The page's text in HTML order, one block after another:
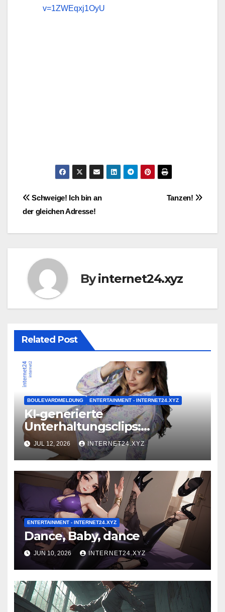
v=1ZWEqxj1OyU
Post
navigation
Tanzen!
Schweige! Ich bin an
der gleichen Adresse!
Byinternet24.xyz
Related Post
BOULEVARDMELDUNG ENTERTAINMENT - INTERNET24.XYZ
KI-generierte
Unterhaltungsclips:
Trendanalyse
JUL 12, 2026 INTERNET24.XYZ
ENTERTAINMENT - INTERNET24.XYZ
Dance, Baby, dance
JUN 10, 2026 INTERNET24.XYZ